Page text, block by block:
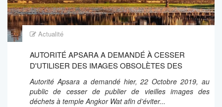
Actualité
AUTORITÉ APSARA A DEMANDÉ À CESSER
D'UTILISER DES IMAGES OBSOLÈTES DES
DÉCHETS À ANGKOR
Autorité Apsara a demandé hier, 22 Octobre 2019, au
public de cesser de publier de vieilles images des
déchets à temple Angkor Wat afin d’éviter...